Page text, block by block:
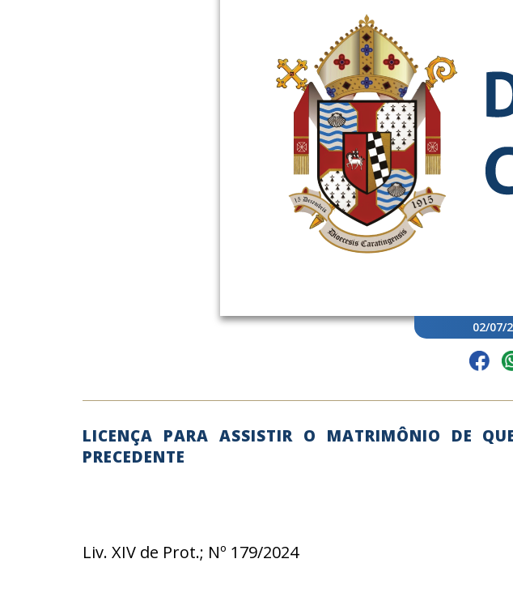
02/07/
LICENÇA PARA ASSISTIR O MATRIMÔNIO DE
PRECEDENTE
Liv. XIV de Prot.; Nº 179/2024